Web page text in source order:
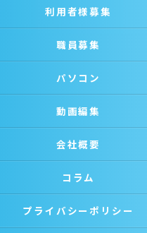
利用者様募集
職員募集
パソコン
動画編集
会社概要
コラム
プライバシーポリシー